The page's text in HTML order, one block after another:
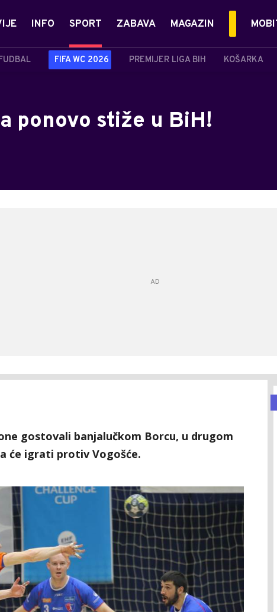
INFO SPORT
FIFA WC 2026 PREMIJER LIGA BIH KOŠARKA
ZABAVA MAGAZIN
ponovo stiže u BiH!
gostovali banjalučkom Borcu, u drugom
će igrati protiv Vogošće.